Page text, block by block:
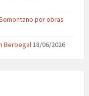
por obras
Berbegal18/06/2026